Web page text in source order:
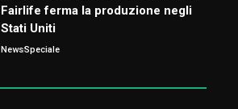
Fairlife ferma la produzione negli
Stati Uniti
NewsSpeciale